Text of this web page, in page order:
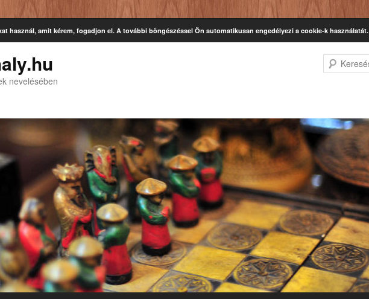
nevelésében
használ, amit kérem, fogadjon el. A további böngészéssel Ön automatikusan engedélyezi a cookie-k használatát.